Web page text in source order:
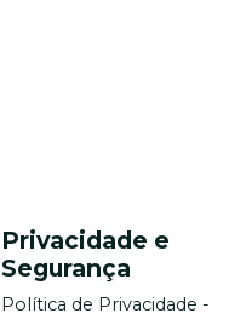
Privacidade e
Segurança
Política de Privacidade -